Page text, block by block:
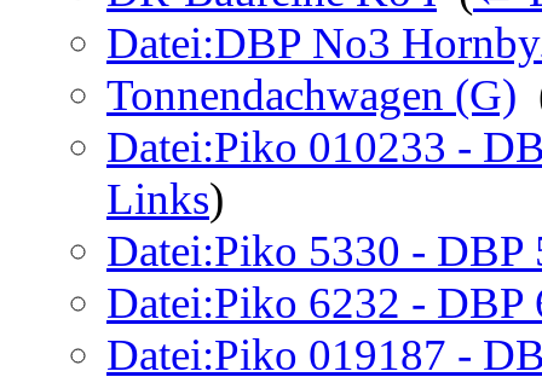
Datei:DBP No3
Tonnendachwagen (G)
Datei:Piko 010233 -
Links)
Datei:Piko 5330 - DBP
Datei:Piko 6232 - DBP
Datei:Piko 019187 -